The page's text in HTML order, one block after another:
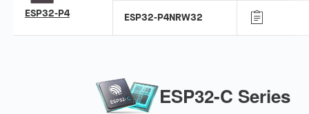
ESP32-P4 ESP32-P4NRW32
ESP32-C Series